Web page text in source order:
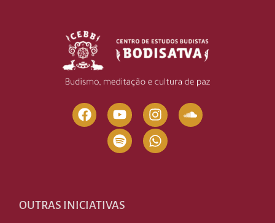
OUTRAS INICIATIVAS